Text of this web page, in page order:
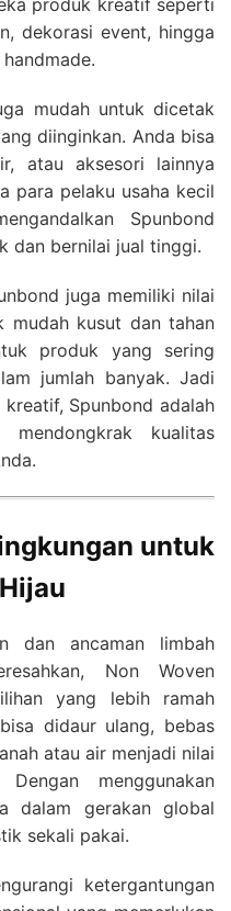
dekorasi event, hingga
mudah untuk dicetak
diinginkan. Anda bisa
atau aksesori lainnya
para pelaku usaha kecil
Spunbond
dan bernilai jual tinggi.
juga memiliki nilai
mudah kusut dan tahan
produk yang sering
jumlah banyak. Jadi
Spunbond adalah
kualitas
untuk
dan ancaman limbah
Non Woven
yang lebih ramah
didaur ulang, bebas
atau air menjadi nilai
menggunakan
dalam gerakan global
sekali pakai.
ketergantungan